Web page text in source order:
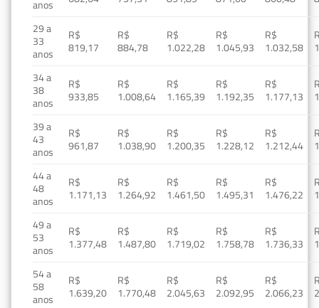
anos
29 a
33
anos
R$
819,17
R$
884,78
R$
1.022,28
R$
1.045,93
R$
1.032,58
34 a
38
anos
R$
933,85
R$
1.008,64
R$
1.165,39
R$
1.192,35
R$
1.177,13
39 a
43
anos
R$
961,87
R$
1.038,90
R$
1.200,35
R$
1.228,12
R$
1.212,44
44 a
48
anos
R$
1.171,13
R$
1.264,92
R$
1.461,50
R$
1.495,31
R$
1.476,22
49 a
53
anos
R$
1.377,48
R$
1.487,80
R$
1.719,02
R$
1.758,78
R$
1.736,33
54 a
58
anos
R$
1.639,20
R$
1.770,48
R$
2.045,63
R$
2.092,95
R$
2.066,23